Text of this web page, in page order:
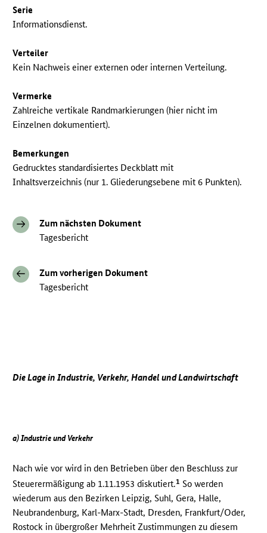
Serie
Informationsdienst.
Verteiler
Kein Nachweis einer externen oder internen Verteilung.
Vermerke
Zahlreiche vertikale Randmarkierungen (hier nicht im
Einzelnen dokumentiert).
Bemerkungen
Gedrucktes standardisiertes Deckblatt mit
Inhaltsverzeichnis (nur 1. Gliederungsebene mit 6 Punkten).
Zum nächsten Dokument
Tagesbericht
Zum vorherigen Dokument
Tagesbericht
Die Lage in Industrie, Verkehr, Handel und Landwirtschaft
a) Industrie und Verkehr
Nach wie vor wird in den Betrieben über den Beschluss zur
Steuerermäßigung ab 1.11.1953 diskutiert.1 So werden
wiederum aus den Bezirken Leipzig, Suhl, Gera, Halle,
Neubrandenburg, Karl-Marx-Stadt, Dresden, Frankfurt/Oder,
Rostock in übergroßer Mehrheit Zustimmungen zu diesem